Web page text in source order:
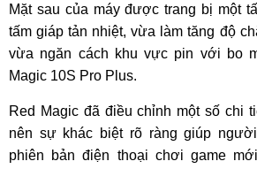
Mặt sau của máy được trang bị một
tấm giáp tản nhiệt, vừa làm tăng độ
vừa ngăn cách khu vực pin với bo
Magic 10S Pro Plus.
Red Magic đã điều chỉnh một số chi
nên sự khác biệt rõ ràng giúp
phiên bản điện thoại chơi game